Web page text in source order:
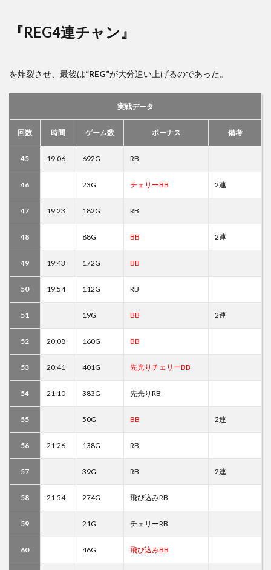
『REG4連チャン』
を炸裂させ、最後は“REG”が大分追い上げるのであった。
実戦データ
回数 時間 ゲーム数 ボーナス 備考
45 19:06 692G RB
46 23G チェリーBB 2連
47 19:23 182G RB
48 88G BB 2連
49 19:43 172G BB
50 19:54 112G RB
51 19G BB 2連
52 20:08 160G BB
53 20:41 401G 先光りチェリーBB
54 21:10 383G 先光りRB
55 50G BB 2連
56 21:26 138G RB
57 39G RB 2連
58 21:54 274G 飛び込みRB
59 21G チェリーRB
60 46G 飛び込みBB